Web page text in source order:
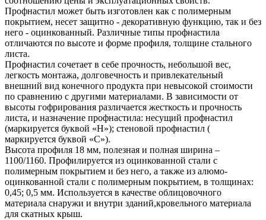
Профнастил может быть изготовлен как с полимерным
покрытием, несет защитно - декоративную функцию, так и без
него - оцинкованный. Различные типы профнастила
отличаются по высоте и форме профиля, толщине стального
листа.
Профнастил сочетает в себе прочность, небольшой вес,
легкость монтажа, долговечность и привлекательный
внешний вид конечного продукта при невысокой стоимости
по сравнению с другими материалами. В зависимости от
высоты гофрирования различается жесткость и прочность
листа, и назначение профнастила: несущий профнастил
(маркируется буквой «Н»); стеновой профнастил (
маркируется буквой «С»).
Высота профиля 18 мм, полезная и полная ширина –
1100/1160. Профилируется из оцинкованной стали с
полимерным покрытием и без него, а также из алюмо-
оцинкованной стали с полимерным покрытием, в толщинах:
0,45; 0,5 мм. Используется в качестве облицовочного
материала снаружи и внутри зданий,кровельного материала
для скатных крыш.